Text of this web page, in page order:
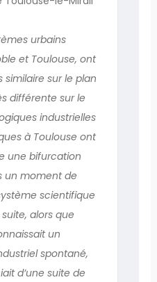
urbains
et Toulouse, ont
similaire sur le plan
différente sur le
industrielles
à Toulouse ont
une bifurcation
un moment de
scientifique
alors que
un
spontané,
d’une suite de